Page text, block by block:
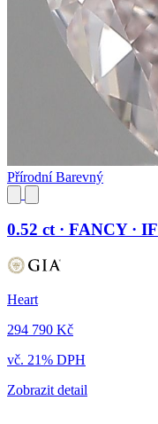
Přírodní Barevný
0.52 ct · FANCY · IF
Heart
294 790 Kč
vč. 21% DPH
Zobrazit detail